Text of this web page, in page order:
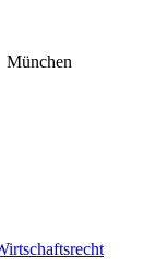
München